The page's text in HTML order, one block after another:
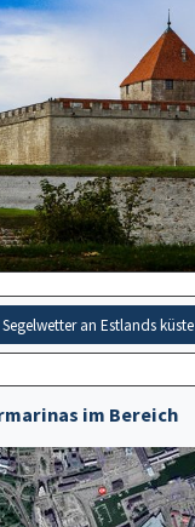
Segelwetter an Estlands küste
im Bereich